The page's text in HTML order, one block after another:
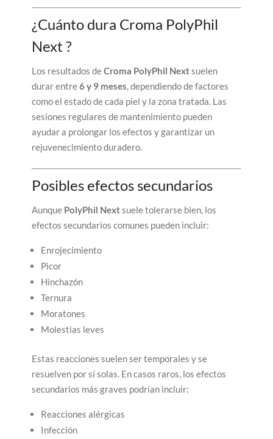
¿Cuánto dura Croma PolyPhil
Next ?
Los resultados deCroma PolyPhil Nextsuelen
durar entre6 y 9 meses, dependiendo de factores
como el estado de cada piel y la zona tratada. Las
sesiones regulares de mantenimiento pueden
ayudar a prolongar los efectos y garantizar un
rejuvenecimiento duradero.
Posibles efectos secundarios
Aunque PolyPhil Nextsuele tolerarse bien, los
efectos secundarios comunes pueden incluir:
Enrojecimiento
Picor
Hinchazón
Ternura
Moratones
Molestias leves
Estas reacciones suelen ser temporales y se
resuelven por sí solas. En casos raros, los efectos
secundarios más graves podrían incluir:
Reacciones alérgicas
Infección